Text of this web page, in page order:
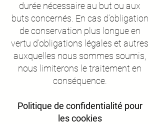
durée nécessaire au but ou aux
buts concernés. En cas d’obligation
de conservation plus longue en
vertu d’obligations légales et autres
auxquelles nous sommes soumis,
nous limiterons le traitement en
conséquence.
Politique de confidentialité pour
les cookies